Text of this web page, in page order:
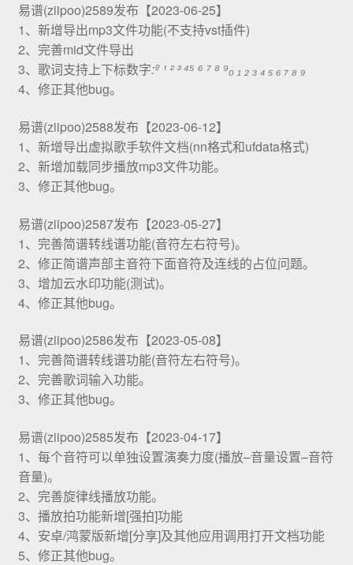
易谱(ziipoo)2589发布【2023-06-25】
1、新增导出mp3文件功能(不支持vst插件)
2、完善mid文件导出
3、歌词支持上下标数字:º ¹ ² ³ ⁴⁵ ⁶ ⁷ ⁸ ⁹₀ ₁ ₂ ₃ ₄ ₅ ₆ ₇ ₈ ₉
4、修正其他bug。
易谱(ziipoo)2588发布【2023-06-12】
1、新增导出虚拟歌手软件文档(nn格式和ufdata格式)
2、新增加载同步播放mp3文件功能。
3、修正其他bug。
易谱(ziipoo)2587发布【2023-05-27】
1、完善简谱转线谱功能(音符左右符号)。
2、修正简谱声部主音符下面音符及连线的占位问题。
3、增加云水印功能(测试)。
4、修正其他bug。
易谱(ziipoo)2586发布【2023-05-08】
1、完善简谱转线谱功能(音符左右符号)。
2、完善歌词输入功能。
3、修正其他bug。
易谱(ziipoo)2585发布【2023-04-17】
1、每个音符可以单独设置演奏力度(播放–音量设置–音符
音量)。
2、完善旋律线播放功能。
3、播放拍功能新增[强拍]功能
4、安卓/鸿蒙版新增[分享]及其他应用调用打开文档功能
5、修正其他bug。